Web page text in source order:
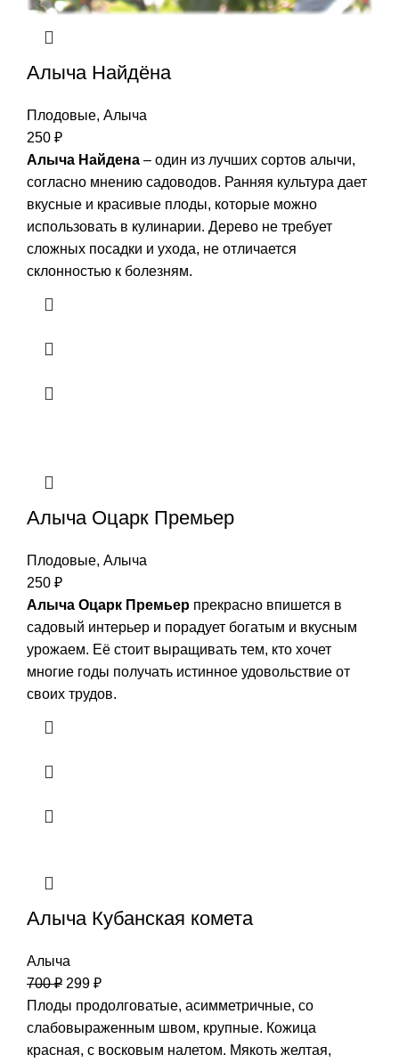
Алыча Найдёна
Плодовые, Алыча
250 ₽
Алыча Найдена – один из лучших сортов алычи,
согласно мнению садоводов. Ранняя культура дает
вкусные и красивые плоды, которые можно
использовать в кулинарии. Дерево не требует
сложных посадки и ухода, не отличается
склонностью к болезням.
Алыча Оцарк Премьер
Плодовые, Алыча
250 ₽
Алыча Оцарк Премьер прекрасно впишется в
садовый интерьер и порадует богатым и вкусным
урожаем. Еë стоит выращивать тем, кто хочет
многие годы получать истинное удовольствие от
своих трудов.
Алыча Кубанская комета
Алыча
700₽ 299 ₽
Плоды продолговатые, асимметричные, со
слабовыраженным швом, крупные. Кожица
красная, с восковым налетом. Мякоть желтая,